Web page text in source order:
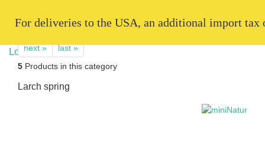
For deliveries to the USA, an additional import
next »
last »
5 Products in this category
Larch spring